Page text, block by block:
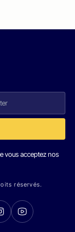
vous acceptez nos
réservés.